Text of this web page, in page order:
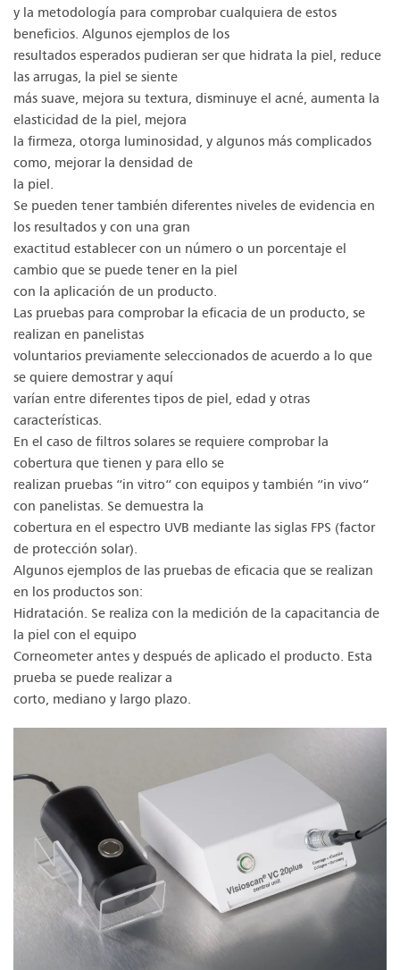
y la metodología para comprobar cualquiera de estos
beneficios. Algunos ejemplos de los
resultados esperados pudieran ser que hidrata la piel, reduce
las arrugas, la piel se siente
más suave, mejora su textura, disminuye el acné, aumenta la
elasticidad de la piel, mejora
la firmeza, otorga luminosidad, y algunos más complicados
como, mejorar la densidad de
la piel.
Se pueden tener también diferentes niveles de evidencia en
los resultados y con una gran
exactitud establecer con un número o un porcentaje el
cambio que se puede tener en la piel
con la aplicación de un producto.
Las pruebas para comprobar la eficacia de un producto, se
realizan en panelistas
voluntarios previamente seleccionados de acuerdo a lo que
se quiere demostrar y aquí
varían entre diferentes tipos de piel, edad y otras
características.
En el caso de filtros solares se requiere comprobar la
cobertura que tienen y para ello se
realizan pruebas “in vitro“ con equipos y también “in vivo“
con panelistas. Se demuestra la
cobertura en el espectro UVB mediante las siglas FPS (factor
de protección solar).
Algunos ejemplos de las pruebas de eficacia que se realizan
en los productos son:
Hidratación. Se realiza con la medición de la capacitancia de
la piel con el equipo
Corneometer antes y después de aplicado el producto. Esta
prueba se puede realizar a
corto, mediano y largo plazo.